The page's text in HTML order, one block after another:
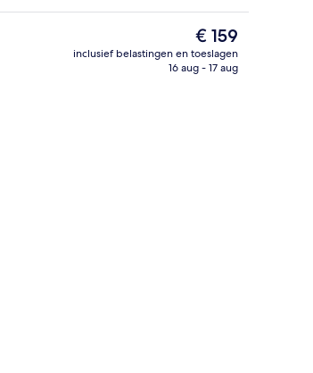
Een sauna, een stoombad
De
huidige
prijs
€ 159
inclusief belastingen en toeslagen
16 aug - 17 aug